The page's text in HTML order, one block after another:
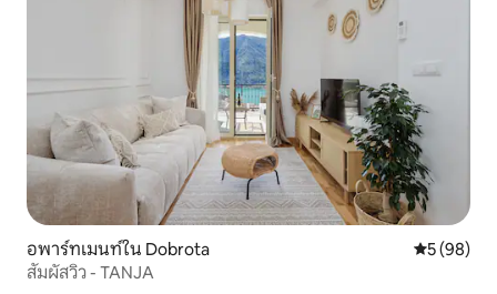
อพาร์ทเมนท์ใน Dobrota คะแนนเฉลี่
5 (98)
สัมผัสวิว - TANJA